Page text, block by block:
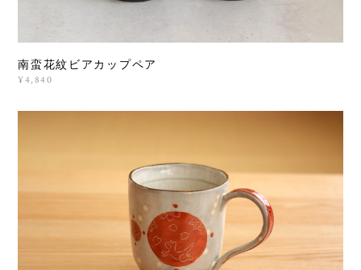
南蛮花紋ビアカップペア
¥4,840